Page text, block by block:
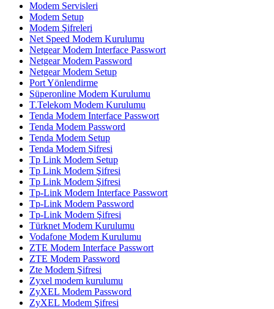
Modem Servisleri
Modem Setup
Modem Şifreleri
Net Speed Modem Kurulumu
Netgear Modem Interface Passwort
Netgear Modem Password
Netgear Modem Setup
Port Yönlendirme
Süperonline Modem Kurulumu
T.Telekom Modem Kurulumu
Tenda Modem Interface Passwort
Tenda Modem Password
Tenda Modem Setup
Tenda Modem Şifresi
Tp Link Modem Setup
Tp Link Modem Şifresi
Tp Link Modem Şifresi
Tp-Link Modem Interface Passwort
Tp-Link Modem Password
Tp-Link Modem Şifresi
Türknet Modem Kurulumu
Vodafone Modem Kurulumu
ZTE Modem Interface Passwort
ZTE Modem Password
Zte Modem Şifresi
Zyxel modem kurulumu
ZyXEL Modem Password
ZyXEL Modem Şifresi